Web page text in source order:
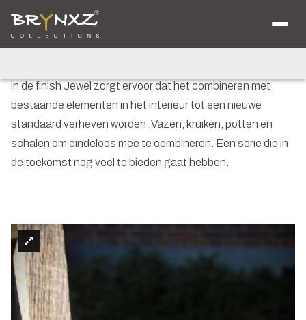
Over ons
Catalogus
Collecties
Artificials
Jewel
Verkooplocaties
Brochure
Nieuws
EN
Jewel
in de finish Jewel zorgt ervoor dat het combineren met
bestaande elementen in het interieur tot een nieuwe
standaard verheven worden. Vazen, kruiken, potten en
schalen om eindeloos mee te combineren. Een serie die in
de toekomst nog veel te bieden gaat hebben.